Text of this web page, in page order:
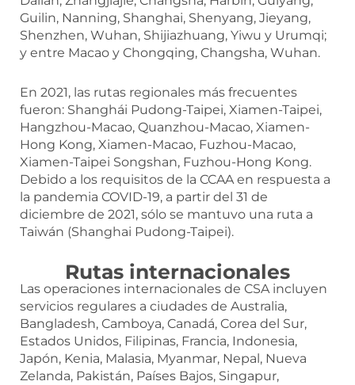
Guilin, Nanning, Shanghai, Shenyang, Jieyang,
Shenzhen, Wuhan, Shijiazhuang, Yiwu y Urumqi;
y entre Macao y Chongqing, Changsha, Wuhan.
En 2021, las rutas regionales más frecuentes
fueron: Shanghái Pudong-Taipei, Xiamen-Taipei,
Hangzhou-Macao, Quanzhou-Macao, Xiamen-
Hong Kong, Xiamen-Macao, Fuzhou-Macao,
Xiamen-Taipei Songshan, Fuzhou-Hong Kong.
Debido a los requisitos de la CCAA en respuesta a
la pandemia COVID-19, a partir del 31 de
diciembre de 2021, sólo se mantuvo una ruta a
Taiwán (Shanghai Pudong-Taipei).
Rutas internacionales
Las operaciones internacionales de CSA incluyen
servicios regulares a ciudades de Australia,
Bangladesh, Camboya, Canadá, Corea del Sur,
Estados Unidos, Filipinas, Francia, Indonesia,
Japón, Kenia, Malasia, Myanmar, Nepal, Nueva
Zelanda, Pakistán, Países Bajos, Singapur,